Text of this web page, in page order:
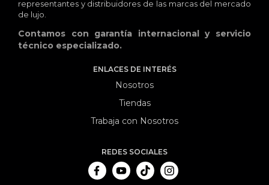
representantes y distribuidores de las marcas del mercado
de lujo.
Contamos con garantía internacional y servicio
técnico especializado.
ENLACES DE INTERÉS
Nosotros
Tiendas
Trabaja con Nosotros
REDES SOCIALES